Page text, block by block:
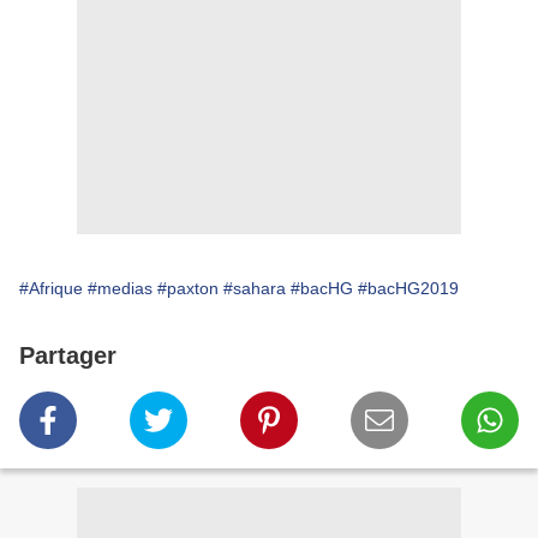
#Afrique #medias #paxton #sahara #bacHG #bacHG2019
Partager